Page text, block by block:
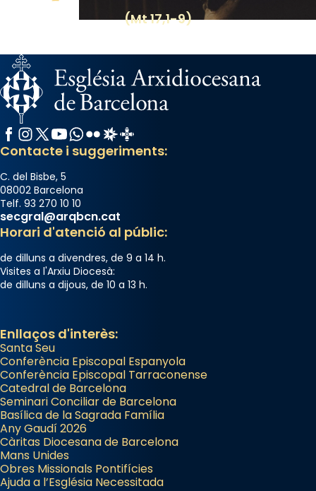
(Mt 17,1-9)
Facebook
Instagram
X / Twitter
YouTube
WhatsApp
FlickrRadio Estel
Catalunya Cristiana
Contacte i suggeriments:
C. del Bisbe, 5
08002 Barcelona
Telf. 93 270 10 10
secgral@arqbcn.cat
Horari d'atenció al públic:
de dilluns a divendres, de 9 a 14 h.
Visites a l'Arxiu Diocesà:
de dilluns a dijous, de 10 a 13 h.
Enllaços d'interès:
Santa Seu
Conferència Episcopal Espanyola
Conferència Episcopal Tarraconense
Catedral de Barcelona
Seminari Conciliar de Barcelona
Basílica de la Sagrada Família
Any Gaudí 2026
Càritas Diocesana de Barcelona
Mans Unides
Obres Missionals Pontifícies
Ajuda a l’Església Necessitada